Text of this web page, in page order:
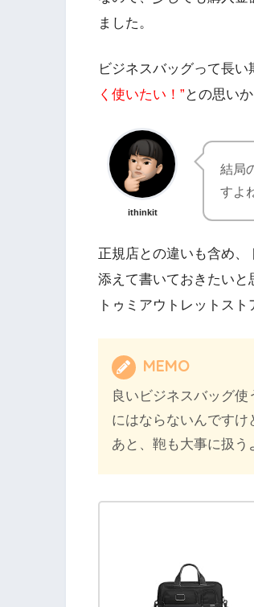
ました。
ビジネスバッグって長い
く使いたい！” との思い
ithinkit
結局
すよ
正規店との違いも含め
添えて書いておきたいと
トゥミアウトレットス
MEMO
良いビジネスバッグ
にはならないんですけ
あと、鞄も大事に扱う